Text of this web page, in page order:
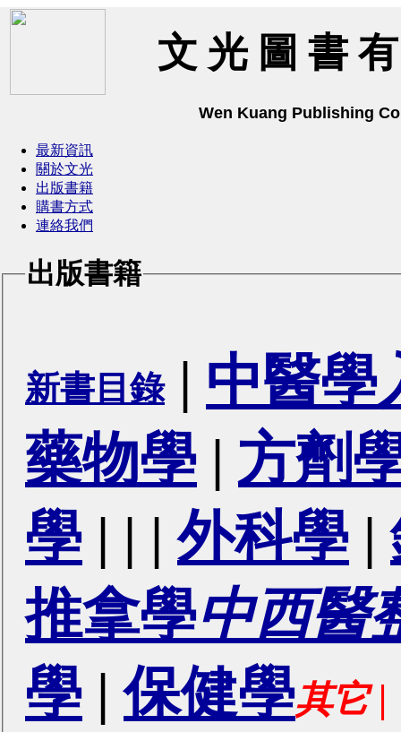
文 光 圖 書
Wen Kuang Publishing
最新資訊
關於文光
出版書籍
購書方式
連絡我們
出版書籍
新書目錄| 中醫學
藥物學 | 方劑
學 | | |外科學 |
推拿學中西醫
學 |保健學其它|